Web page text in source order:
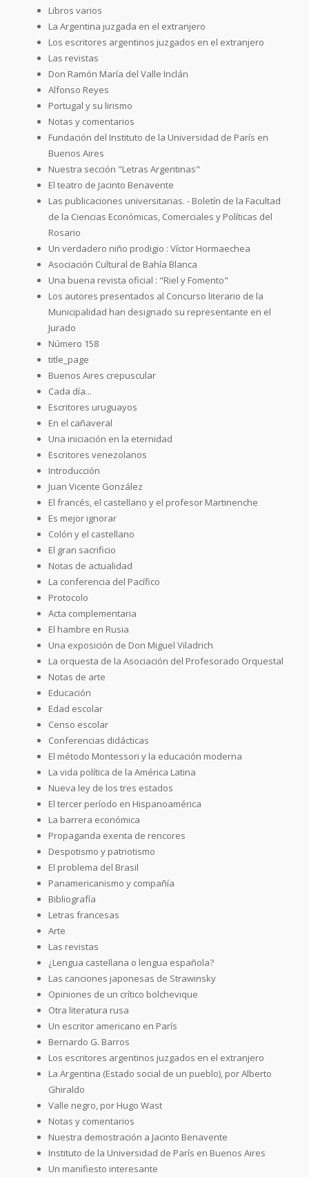
Libros varios
La Argentina juzgada en el extranjero
Los escritores argentinos juzgados en el extranjero
Las revistas
Don Ramón María del Valle Inclán
Alfonso Reyes
Portugal y su lirismo
Notas y comentarios
Fundación del Instituto de la Universidad de París en
Buenos Aires
Nuestra sección "Letras Argentinas"
El teatro de Jacinto Benavente
Las publicaciones universitarias. - Boletín de la Facultad
de la Ciencias Económicas, Comerciales y Políticas del
Rosario
Un verdadero niño prodigio : Víctor Hormaechea
Asociación Cultural de Bahía Blanca
Una buena revista oficial : "Riel y Fomento"
Los autores presentados al Concurso literario de la
Municipalidad han designado su representante en el
Jurado
Número 158
title_page
Buenos Aires crepuscular
Cada día...
Escritores uruguayos
En el cañaveral
Una iniciación en la eternidad
Escritores venezolanos
Introducción
Juan Vicente González
El francés, el castellano y el profesor Martinenche
Es mejor ignorar
Colón y el castellano
El gran sacrificio
Notas de actualidad
La conferencia del Pacífico
Protocolo
Acta complementaria
El hambre en Rusia
Una exposición de Don Miguel Viladrich
La orquesta de la Asociación del Profesorado Orquestal
Notas de arte
Educación
Edad escolar
Censo escolar
Conferencias didácticas
El método Montessori y la educación moderna
La vida política de la América Latina
Nueva ley de los tres estados
El tercer período en Hispanoamérica
La barrera económica
Propaganda exenta de rencores
Despotismo y patriotismo
El problema del Brasil
Panamericanismo y compañía
Bibliografía
Letras francesas
Arte
Las revistas
¿Lengua castellana o lengua española?
Las canciones japonesas de Strawinsky
Opiniones de un crítico bolchevique
Otra literatura rusa
Un escritor americano en París
Bernardo G. Barros
Los escritores argentinos juzgados en el extranjero
La Argentina (Estado social de un pueblo), por Alberto
Ghiraldo
Valle negro, por Hugo Wast
Notas y comentarios
Nuestra demostración a Jacinto Benavente
Instituto de la Universidad de París en Buenos Aires
Un manifiesto interesante